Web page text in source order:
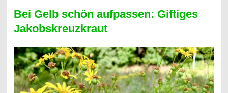
Bei Gelb schön aufpassen: Giftiges
Jakobskreuzkraut